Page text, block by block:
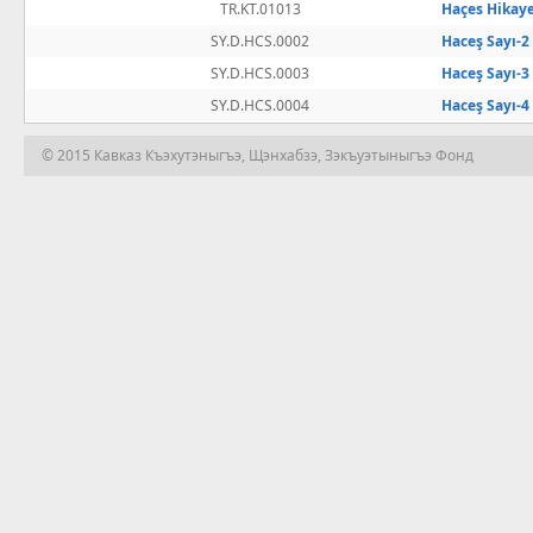
TR.KT.01013 Haçes
SY.D.HCS.0002
Haceş Sayı-2
SY.D.HCS.0003
Haceş Sayı-3
SY.D.HCS.0004
Haceş Sayı-4
© 2015 Кавказ Къэхутэныгъэ, Щэнхабзэ, Зэкъуэтыныгъэ Фонд